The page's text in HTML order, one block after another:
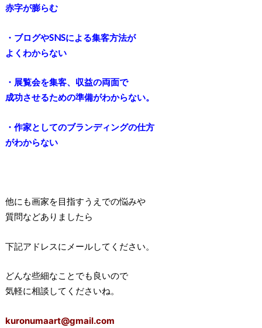
赤字が膨らむ
・ブログやSNSによる集客方法が
よくわからない
・展覧会を集客、収益の両面で
成功させるための準備がわからない。
・作家としてのブランディングの仕方
がわからない
他にも画家を目指すうえでの悩みや
質問などありましたら
下記アドレスにメールしてください。
どんな些細なことでも良いので
気軽に相談してくださいね。
kuronumaart@gmail.com